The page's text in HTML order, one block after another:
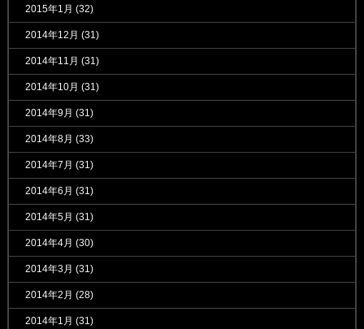
2015年1月 (32)
2014年12月 (31)
2014年11月 (31)
2014年10月 (31)
2014年9月 (31)
2014年8月 (33)
2014年7月 (31)
2014年6月 (31)
2014年5月 (31)
2014年4月 (30)
2014年3月 (31)
2014年2月 (28)
2014年1月 (31)